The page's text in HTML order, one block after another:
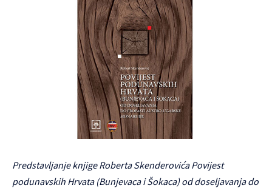
Predstavljanje knjige Roberta Skenderovića Povijest
podunavskih Hrvata (Bunjevaca i Šokaca) od doseljavanja do